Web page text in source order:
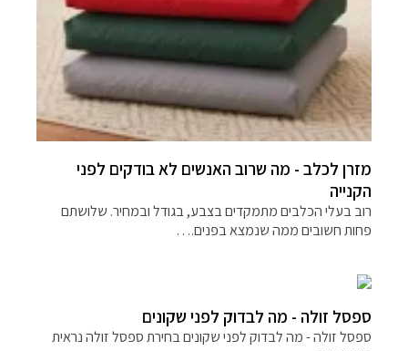
מזרן לכלב - מה שרוב האנשים לא בודקים לפני
הקנייה
רוב בעלי הכלבים מתמקדים בצבע, בגודל ובמחיר. שלושתם
פחות חשובים ממה שנמצא בפנים.…
ספסל זולה - מה לבדוק לפני שקונים
ספסל זולה - מה לבדוק לפני שקונים בחירת ספסל זולה נראית